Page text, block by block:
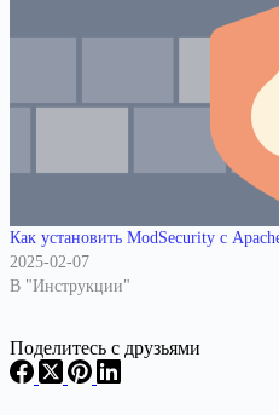
Как установить ModSecurity с
2025-02-07
В "Инструкции"
Поделитесь с друзьями